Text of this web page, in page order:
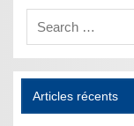
Articles récents